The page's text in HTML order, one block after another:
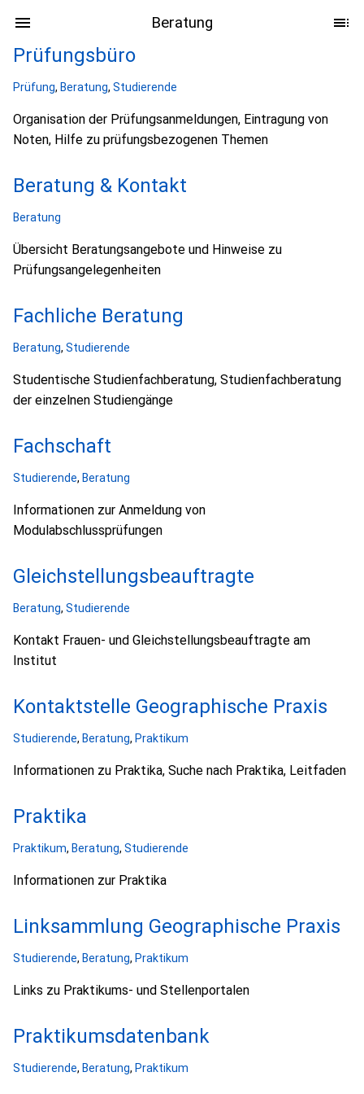
Beratung
Prüfungsbüro
Prüfung, Beratung, Studierende
Organisation der Prüfungsanmeldungen, Eintragung von
Noten, Hilfe zu prüfungsbezogenen Themen
Beratung & Kontakt
Beratung
Übersicht Beratungsangebote und Hinweise zu
Prüfungsangelegenheiten
Fachliche Beratung
Beratung, Studierende
Studentische Studienfachberatung, Studienfachberatung
der einzelnen Studiengänge
Fachschaft
Studierende, Beratung
Informationen zur Anmeldung von
Modulabschlussprüfungen
Gleichstellungsbeauftragte
Beratung, Studierende
Kontakt Frauen- und Gleichstellungsbeauftragte am
Institut
Kontaktstelle Geographische Praxis
Studierende, Beratung, Praktikum
Informationen zu Praktika, Suche nach Praktika, Leitfaden
Praktika
Praktikum, Beratung, Studierende
Informationen zur Praktika
Linksammlung Geographische Praxis
Studierende, Beratung, Praktikum
Links zu Praktikums- und Stellenportalen
Praktikumsdatenbank
Studierende, Beratung, Praktikum